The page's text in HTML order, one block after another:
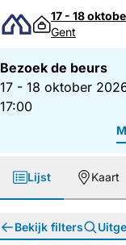
Direct naar
17 - 18
Gent
Bezoek de beurs
17 - 18 oktober
17:00
Lijst Kaart
Bekijk filters